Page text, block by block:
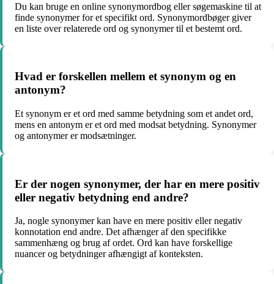
Du kan bruge en online synonymordbog eller søgemaskine til at
finde synonymer for et specifikt ord. Synonymordbøger giver
en liste over relaterede ord og synonymer til et bestemt ord.
Hvad er forskellen mellem et synonym og en
antonym?
Et synonym er et ord med samme betydning som et andet ord,
mens en antonym er et ord med modsat betydning. Synonymer
og antonymer er modsætninger.
Er der nogen synonymer, der har en mere positiv
eller negativ betydning end andre?
Ja, nogle synonymer kan have en mere positiv eller negativ
konnotation end andre. Det afhænger af den specifikke
sammenhæng og brug af ordet. Ord kan have forskellige
nuancer og betydninger afhængigt af konteksten.